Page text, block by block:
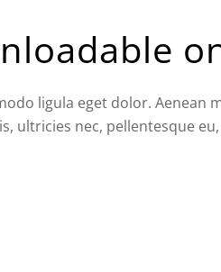
ligula eget dolor. Aenean
ultricies nec, pellentesque